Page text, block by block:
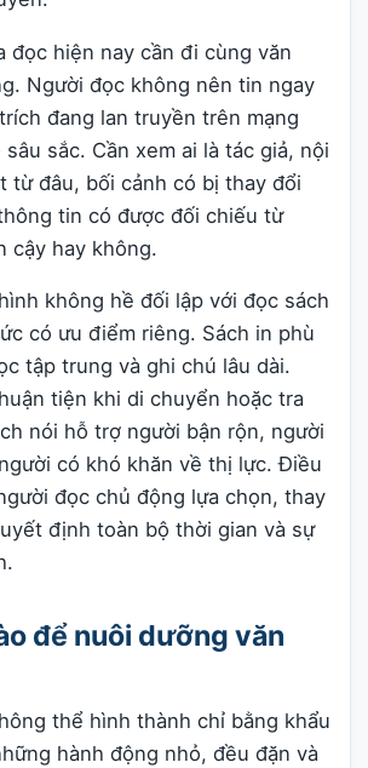
đọc hiện nay cần đi cùng văn
Người đọc không nên tin ngay
đang lan truyền trên mạng
sắc. Cần xem ai là tác giả, nội
từ đâu, bối cảnh có bị thay đổi
tin có được đối chiếu từ
cậy hay không.
không hề đối lập với đọc sách
có ưu điểm riêng. Sách in phù
tập trung và ghi chú lâu dài.
tiện khi di chuyển hoặc tra
nói hỗ trợ người bận rộn, người
có khó khăn về thị lực. Điều
đọc chủ động lựa chọn, thay
định toàn bộ thời gian và sự
để nuôi dưỡng văn
thể hình thành chỉ bằng khẩu
hành động nhỏ, đều đặn và